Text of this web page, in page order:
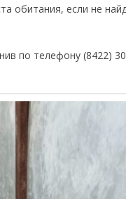
обитания, если не
по телефону (8422)